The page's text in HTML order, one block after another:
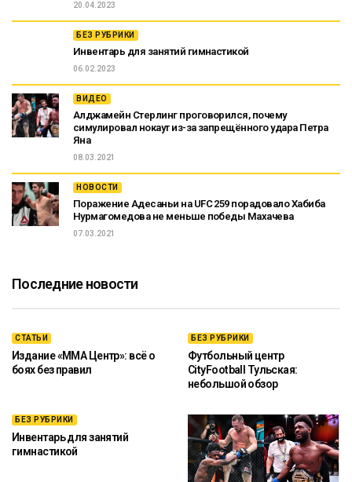
20.04.2023
БЕЗ РУБРИКИ
Инвентарь для занятий гимнастикой
06.02.2023
ВИДЕО
Алджамейн Стерлинг проговорился, почему
симулировал нокаут из-за запрещённого удара Петра
Яна
08.03.2021
НОВОСТИ
Поражение Адесаньи на UFC 259 порадовало Хабиба
Нурмагомедова не меньше победы Махачева
07.03.2021
Последние новости
СТАТЬИ
Издание «ММА Центр»: всё о
боях без правил
БЕЗ РУБРИКИ
Футбольный центр
CityFootball Тульская:
небольшой обзор
БЕЗ РУБРИКИ
Инвентарь для занятий
гимнастикой